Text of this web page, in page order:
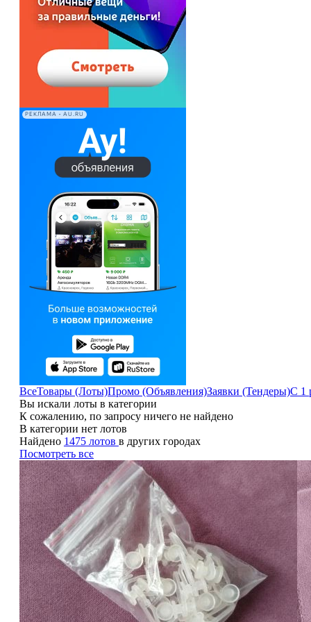
РЕКЛАМА • AU.RU
ВсеТовары (Лоты)Промо (Объявления)Заявки (Тендеры)С 1
Вы искали лоты в категории
К сожалению, по запросу ничего не найдено
В категории нет лотов
Найдено 1475 лотов в других городах
Посмотреть все